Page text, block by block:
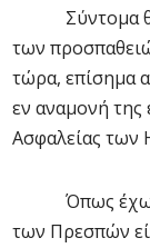
Σύντομα θα
των
τώρα, επίσημα
εν αναμονή
Ασφαλείας
Όπως έχω
των Πρεσπών